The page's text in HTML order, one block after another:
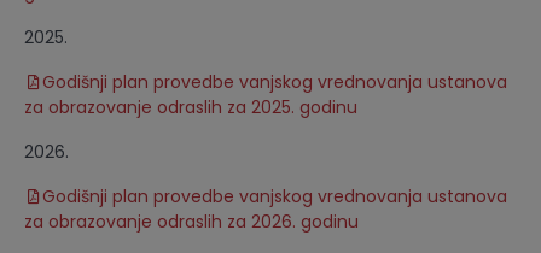
2025.
Godišnji plan provedbe vanjskog vrednovanja ustanova
za obrazovanje odraslih za 2025. godinu
2026.
Godišnji plan provedbe vanjskog vrednovanja ustanova
za obrazovanje odraslih za 2026. godinu